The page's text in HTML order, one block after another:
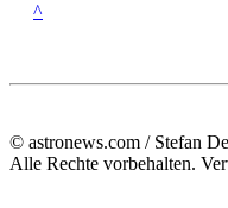
^
© astronews.com / Stefan
Alle Rechte vorbehalten.